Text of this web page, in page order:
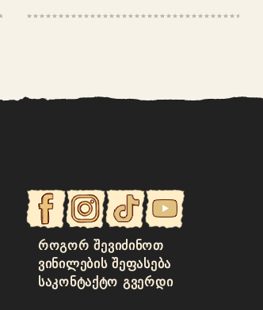
ᲠᲝᲒᲝᲠ ᲨᲔᲕᲘᲫᲘᲜᲝᲗ
ᲕᲘᲜᲘᲚᲔᲑᲘᲡ ᲨᲔᲤᲐᲡᲔᲑᲐ
ᲡᲐᲙᲝᲜᲢᲐᲥᲢᲝ ᲒᲕᲔᲠᲓᲘ